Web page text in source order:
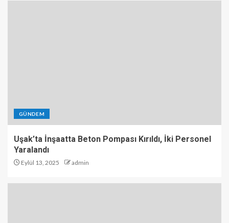
GÜNDEM
Uşak’ta İnşaatta Beton Pompası Kırıldı, İki Personel
Yaralandı
Eylül 13, 2025 admin